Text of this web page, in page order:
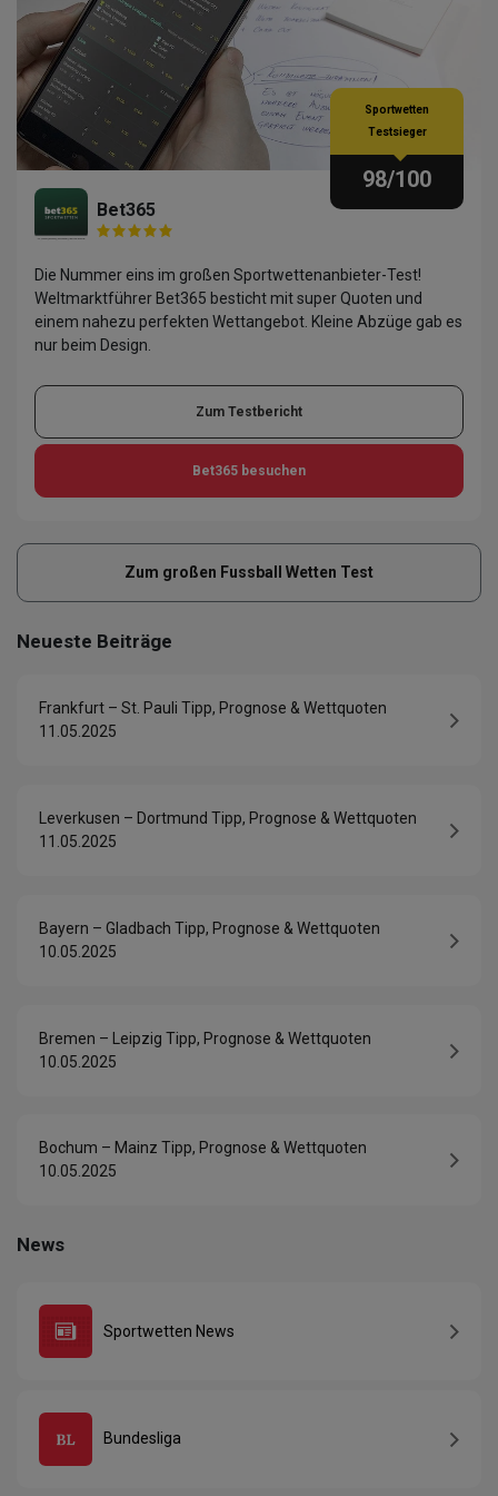
Bet365
Sportwetten
Testsieger
98/100
Die Nummer eins im großen Sportwettenanbieter-Test!
Weltmarktführer Bet365 besticht mit super Quoten und
einem nahezu perfekten Wettangebot. Kleine Abzüge gab es
nur beim Design.
Zum Testbericht
Bet365 besuchen
Zum großen Fussball Wetten Test
Neueste Beiträge
Frankfurt – St. Pauli Tipp, Prognose & Wettquoten
11.05.2025
Leverkusen – Dortmund Tipp, Prognose & Wettquoten
11.05.2025
Bayern – Gladbach Tipp, Prognose & Wettquoten
10.05.2025
Bremen – Leipzig Tipp, Prognose & Wettquoten
10.05.2025
Bochum – Mainz Tipp, Prognose & Wettquoten
10.05.2025
News
Sportwetten News
Bundesliga